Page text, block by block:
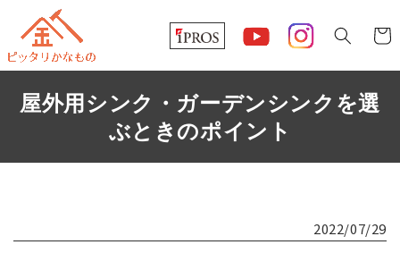
ンツに
進む
ー
屋外用シンク・ガーデンシンクを選
ぶときのポイント
2022/07/29